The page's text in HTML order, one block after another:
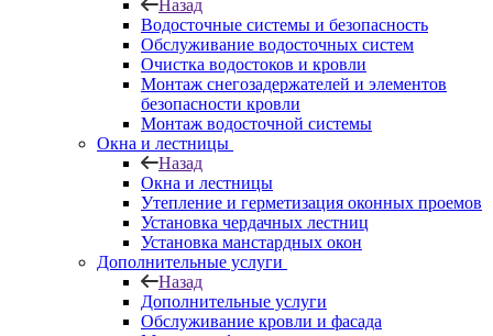
Назад
Водосточные системы и безопасность
Обслуживание водосточных систем
Очистка водостоков и кровли
Монтаж снегозадержателей и элементов
безопасности кровли
Монтаж водосточной системы
Окна и лестницы
Назад
Окна и лестницы
Утепление и герметизация оконных проемов
Установка чердачных лестниц
Установка манстардных окон
Дополнительные услуги
Назад
Дополнительные услуги
Обслуживание кровли и фасада